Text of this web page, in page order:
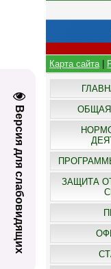
Версия для слабовидящих
Карта сайта|
ЗАЩИТА